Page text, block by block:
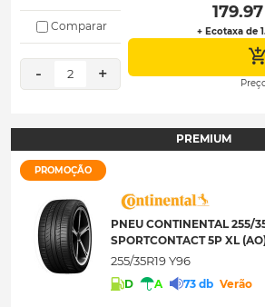
Comparar
- 2 +
+ Ecotaxa de
PREMIUM
PROMOÇÃO
PNEU CONTINENTAL 255/
SPORTCONTACT 5P XL
255/35R19 Y96
D A 73 db Verão